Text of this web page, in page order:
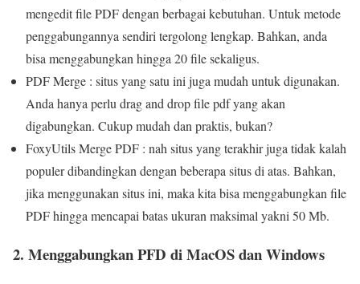
mengedit file PDF dengan berbagai kebutuhan. Untuk metode
penggabungannya sendiri tergolong lengkap. Bahkan, anda
bisa menggabungkan hingga 20 file sekaligus.
PDF Merge : situs yang satu ini juga mudah untuk digunakan.
Anda hanya perlu drag and drop file pdf yang akan
digabungkan. Cukup mudah dan praktis, bukan?
FoxyUtils Merge PDF : nah situs yang terakhir juga tidak kalah
populer dibandingkan dengan beberapa situs di atas. Bahkan,
jika menggunakan situs ini, maka kita bisa menggabungkan file
PDF hingga mencapai batas ukuran maksimal yakni 50 Mb.
2. Menggabungkan PFD di MacOS dan Windows